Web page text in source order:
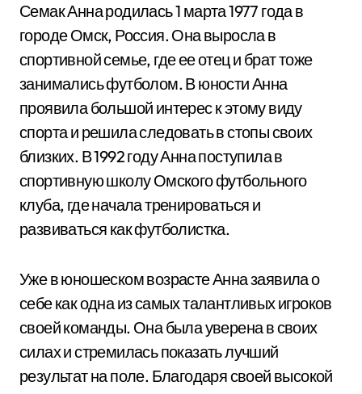
Семак Анна родилась 1 марта 1977 года в
городе Омск, Россия. Она выросла в
спортивной семье, где ее отец и брат тоже
занимались футболом. В юности Анна
проявила большой интерес к этому виду
спорта и решила следовать в стопы своих
близких. В 1992 году Анна поступила в
спортивную школу Омского футбольного
клуба, где начала тренироваться и
развиваться как футболистка.
Уже в юношеском возрасте Анна заявила о
себе как одна из самых талантливых игроков
своей команды. Она была уверена в своих
силах и стремилась показать лучший
результат на поле. Благодаря своей высокой